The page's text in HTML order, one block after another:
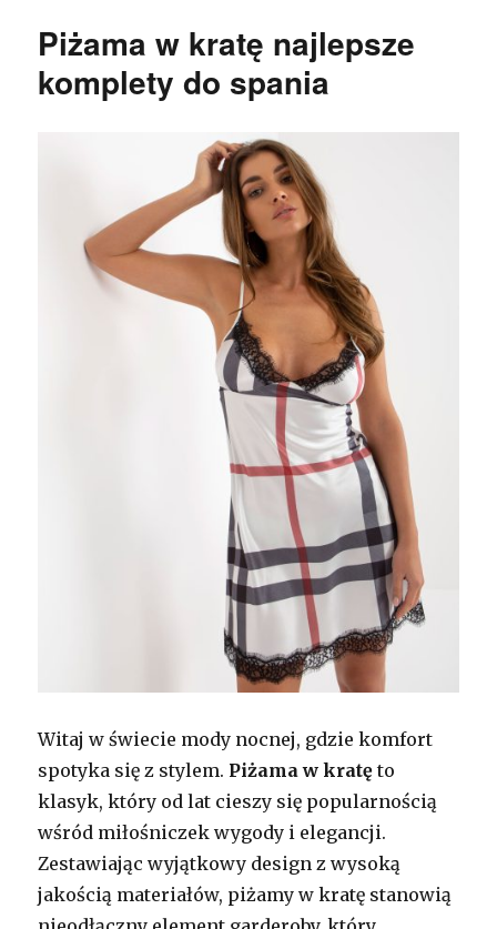
Piżama w kratę najlepsze
komplety do spania
Witaj w świecie mody nocnej, gdzie komfort
spotyka się z stylem. Piżama w kratę to
klasyk, który od lat cieszy się popularnością
wśród miłośniczek wygody i elegancji.
Zestawiając wyjątkowy design z wysoką
jakością materiałów, piżamy w kratę stanowią